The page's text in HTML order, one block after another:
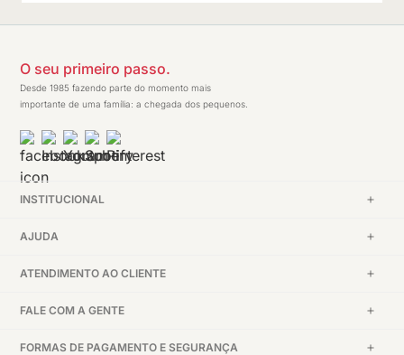
O seu primeiro passo.
Desde 1985 fazendo parte do momento mais
importante de uma família: a chegada dos pequenos.
INSTITUCIONAL
AJUDA
ATENDIMENTO AO CLIENTE
FALE COM A GENTE
FORMAS DE PAGAMENTO E SEGURANÇA